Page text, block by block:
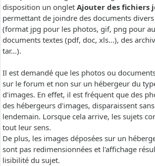
disposition un onglet Ajouter des fichiers
permettant de joindre des documents
(format jpg pour les photos, gif, png pour
documents textes (pdf, doc, xls...), des
tar...).
Il est demandé que les photos ou
sur le forum et non sur un hébergeur du
d'images. En effet, il est fréquent que des
des hébergeurs d'images, disparaissent
lendemain. Lorsque cela arrive, les sujets
tout leur sens.
De plus, les images déposées sur un
sont pas redimensionnées et l'affichage
lisibilité du sujet.